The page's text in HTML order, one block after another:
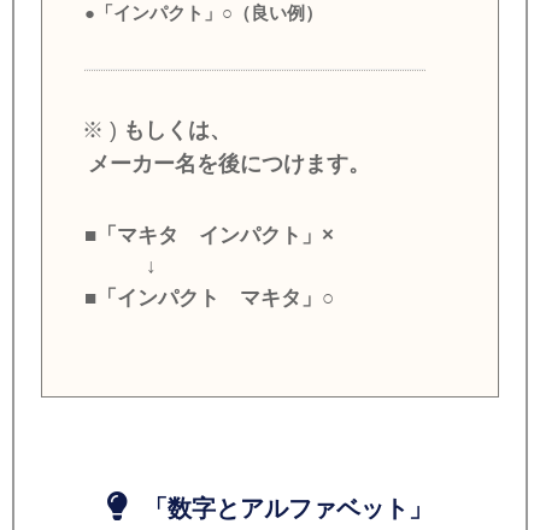
●「インパクト」○（良い例）
※ ) もしくは、
メーカー名を後につけます。
■「マキタ インパクト」×
↓
■「インパクト マキタ」○
「数字とアルファベット」